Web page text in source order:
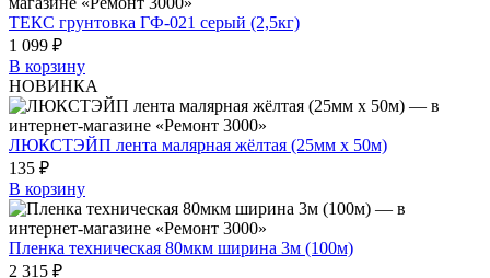
ТЕКС грунтовка ГФ-021 серый (2,5кг)
1 099 ₽
В корзину
НОВИНКА
ЛЮКСТЭЙП лента малярная жёлтая (25мм х 50м)
135 ₽
В корзину
Пленка техническая 80мкм ширина 3м (100м)
2 315 ₽